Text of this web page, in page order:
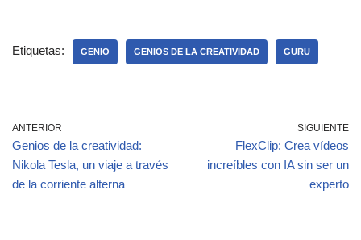
e
er e
k
n
y
p
Etiquetas: GENIO GENIOS DE LA CREATIVIDAD GURU
ANTERIOR
Genios de la creatividad:
Nikola Tesla, un viaje a través
de la corriente alterna
SIGUIENTE
FlexClip: Crea vídeos
increíbles con IA sin ser un
experto